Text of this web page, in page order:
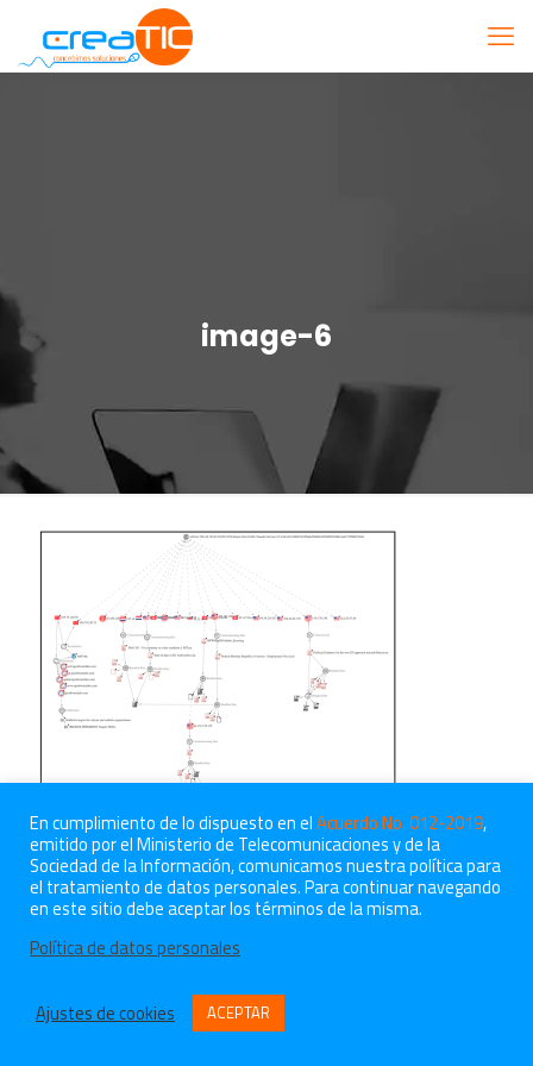
image-6
© 2021 CreaTIC, todos los derechos reservados.
En cumplimiento de lo dispuesto en elAcuerdo No. 012-2019,
emitido por el Ministerio de Telecomunicaciones y de la
Sociedad de la Información, comunicamos nuestra política para
el tratamiento de datos personales. Para continuar navegando
en este sitio debe aceptar los términos de la misma.
Política de datos personales
Ajustes de cookies ACEPTAR